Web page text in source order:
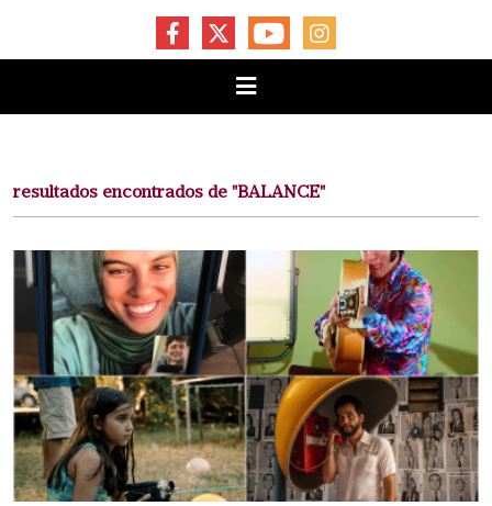
FACEBOOKYOUTUBEINSTAGRAM
resultados encontrados de "BALANCE"